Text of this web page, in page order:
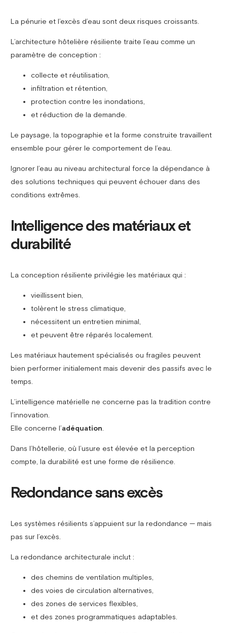
La pénurie et l’excès d’eau sont deux risques croissants.
L’architecture hôtelière résiliente traite l’eau comme un
paramètre de conception :
collecte et réutilisation,
infiltration et rétention,
protection contre les inondations,
et réduction de la demande.
Le paysage, la topographie et la forme construite travaillent
ensemble pour gérer le comportement de l’eau.
Ignorer l’eau au niveau architectural force la dépendance à
des solutions techniques qui peuvent échouer dans des
conditions extrêmes.
Intelligence des matériaux et
durabilité
La conception résiliente privilégie les matériaux qui :
vieillissent bien,
tolèrent le stress climatique,
nécessitent un entretien minimal,
et peuvent être réparés localement.
Les matériaux hautement spécialisés ou fragiles peuvent
bien performer initialement mais devenir des passifs avec le
temps.
L’intelligence matérielle ne concerne pas la tradition contre
l’innovation.
Elle concerne l’adéquation
Dans l’hôtellerie, où l’usure est élevée et la perception
compte, la durabilité est une forme de résilience.
Redondance sans excès
Les systèmes résilients s’appuient sur la redondance — mais
pas sur l’excès.
La redondance architecturale inclut :
des chemins de ventilation multiples,
des voies de circulation alternatives,
des zones de services flexibles,
et des zones programmatiques adaptables.